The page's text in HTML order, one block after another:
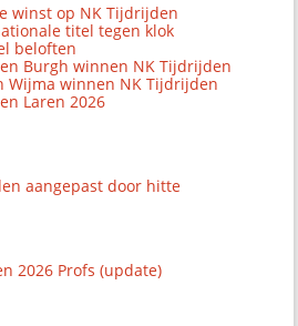
winst op NK Tijdrijden
titel tegen klok
beloften
Burgh winnen NK Tijdrijden
Wijma winnen NK Tijdrijden
Laren 2026
aangepast door hitte
2026 Profs (update)